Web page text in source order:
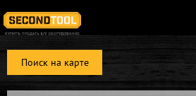
Поиск на карте